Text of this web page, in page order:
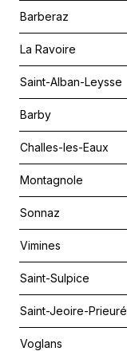
Barberaz
La Ravoire
Saint-Alban-Leysse
Barby
Challes-les-Eaux
Montagnole
Sonnaz
Vimines
Saint-Sulpice
Saint-Jeoire-Prieuré
Voglans